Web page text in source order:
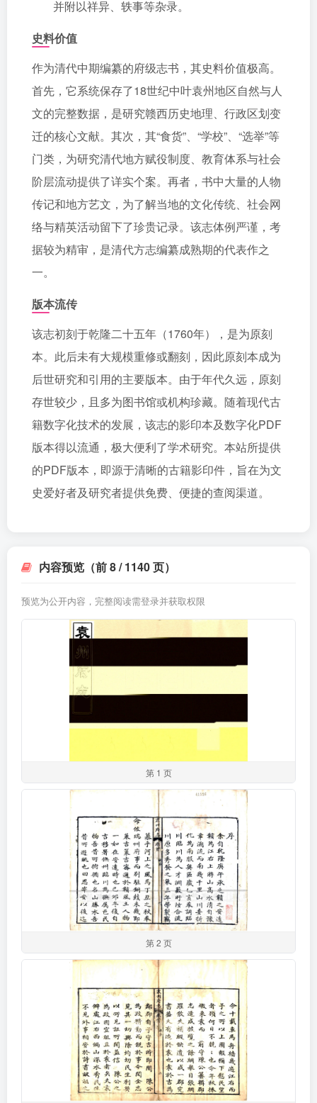
并附以祥异、轶事等杂录。
史料价值
作为清代中期编纂的府级志书，其史料价值极高。
首先，它系统保存了18世纪中叶袁州地区自然与人
文的完整数据，是研究赣西历史地理、行政区划变
迁的核心文献。其次，其“食货”、“学校”、“选举”等
门类，为研究清代地方赋役制度、教育体系与社会
阶层流动提供了详实个案。再者，书中大量的人物
传记和地方艺文，为了解当地的文化传统、社会网
络与精英活动留下了珍贵记录。该志体例严谨，考
据较为精审，是清代方志编纂成熟期的代表作之
一。
版本流传
该志初刻于乾隆二十五年（1760年），是为原刻
本。此后未有大规模重修或翻刻，因此原刻本成为
后世研究和引用的主要版本。由于年代久远，原刻
存世较少，且多为图书馆或机构珍藏。随着现代古
籍数字化技术的发展，该志的影印本及数字化PDF
版本得以流通，极大便利了学术研究。本站所提供
的PDF版本，即源于清晰的古籍影印件，旨在为文
史爱好者及研究者提供免费、便捷的查阅渠道。
内容预览（前 8 / 1140 页）
预览为公开内容，完整阅读需登录并获取权限
第 1 页
第 2 页